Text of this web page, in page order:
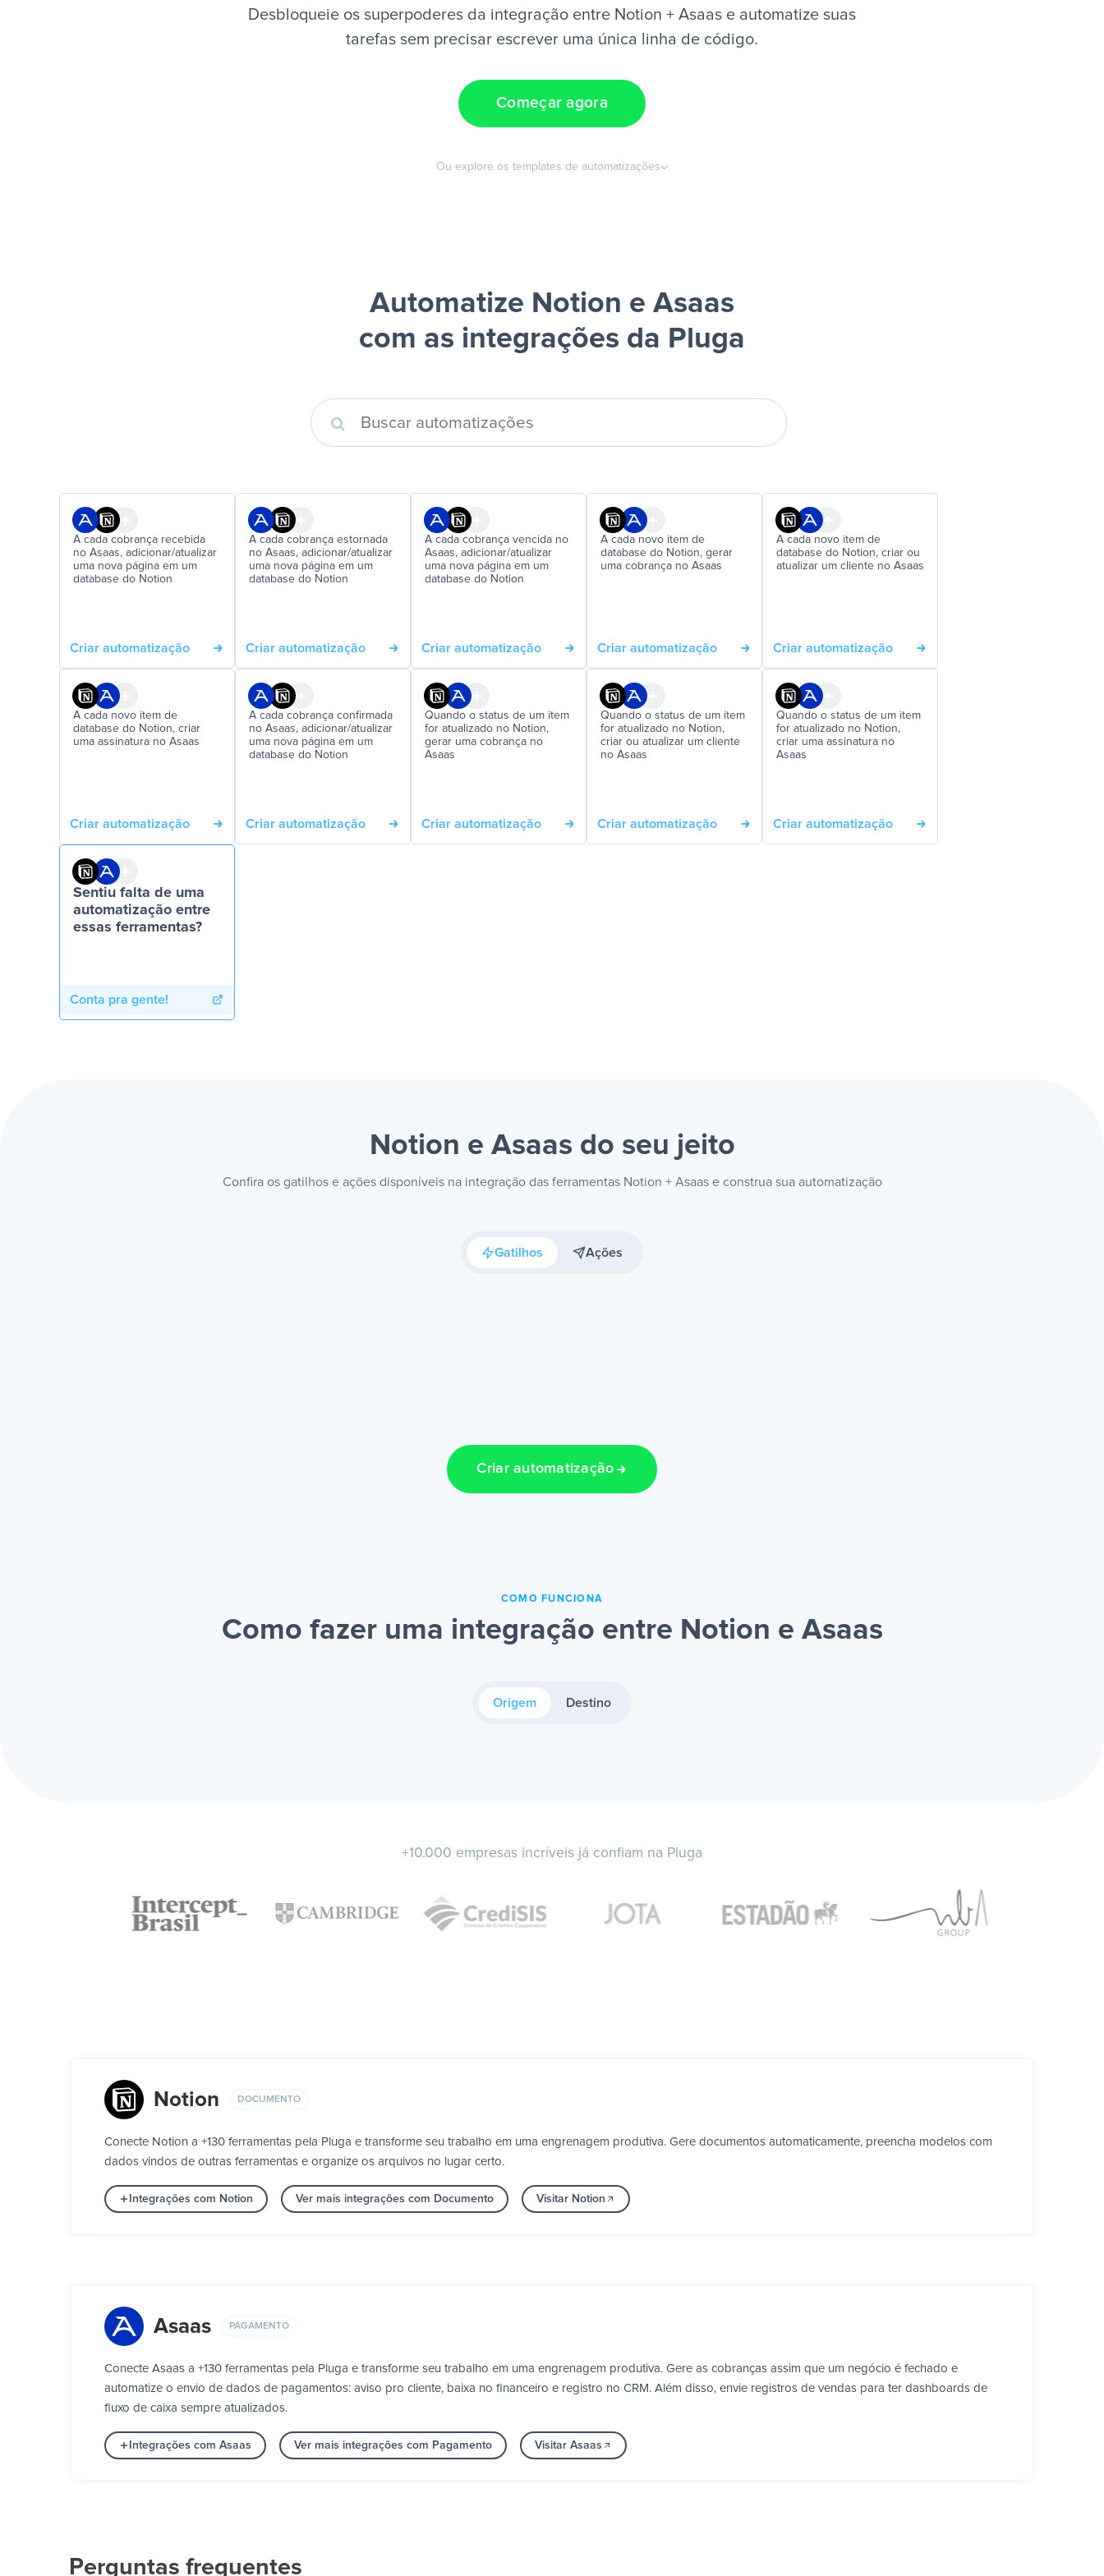
Desbloqueie os superpoderes da integração entre Notion + Asaas e automatize suas
tarefas sem precisar escrever uma única linha de código.
Começar agora
Ou explore os templates de automatizações
Automatize Notion e Asaas
com as integrações da Pluga
A cada cobrança recebida
no Asaas, adicionar/atualizar
uma nova página em um
database do Notion
Criar automatização
A cada cobrança estornada
no Asaas, adicionar/atualizar
uma nova página em um
database do Notion
Criar automatização
A cada cobrança vencida no
Asaas, adicionar/atualizar
uma nova página em um
database do Notion
Criar automatização
A cada novo item de
database do Notion, gerar
uma cobrança no Asaas
Criar automatização
A cada novo item de
database do Notion, criar ou
atualizar um cliente no Asaas
Criar automatização
A cada novo item de
database do Notion, criar
uma assinatura no Asaas
Criar automatização
A cada cobrança confirmada
no Asaas, adicionar/atualizar
uma nova página em um
database do Notion
Criar automatização
Quando o status de um item
for atualizado no Notion,
gerar uma cobrança no
Asaas
Criar automatização
Quando o status de um item
for atualizado no Notion,
criar ou atualizar um cliente
no Asaas
Criar automatização
Quando o status de um item
for atualizado no Notion,
criar uma assinatura no
Asaas
Criar automatização
Sentiu falta de uma
automatização entre
essas ferramentas?
Conta pra gente!
Notion e Asaas do seu jeito
Confira os gatilhos e ações disponíveis na integração das ferramentas Notion + Asaas e construa sua automatização
Gatilhos Ações
Criar automatização
COMO FUNCIONA
Como fazer uma integração entre Notion e Asaas
Origem Destino
+10.000 empresas incríveis já confiam na Pluga
Notion DOCUMENTO
Conecte Notion a +130 ferramentas pela Pluga e transforme seu trabalho em uma engrenagem produtiva. Gere documentos automaticamente, preencha modelos com
dados vindos de outras ferramentas e organize os arquivos no lugar certo.
Integrações com Notion Ver mais integrações com Documento Visitar Notion
Asaas PAGAMENTO
Conecte Asaas a +130 ferramentas pela Pluga e transforme seu trabalho em uma engrenagem produtiva. Gere as cobranças assim que um negócio é fechado e
automatize o envio de dados de pagamentos: aviso pro cliente, baixa no financeiro e registro no CRM. Além disso, envie registros de vendas para ter dashboards de
fluxo de caixa sempre atualizados.
Integrações com Asaas Ver mais integrações com Pagamento Visitar Asaas
Perguntas frequentes